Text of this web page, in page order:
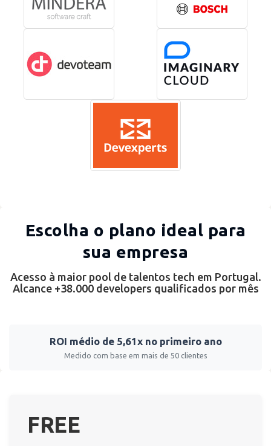
Escolha o plano ideal para
sua empresa
Acesso à maior pool de talentos tech em Portugal.
Alcance +38.000 developers qualificados por mês
ROI médio de 5,61x no primeiro ano
Medido com base em mais de 50 clientes
FREE